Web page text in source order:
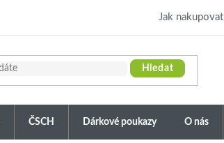
Jak nakupovat
Hledat
ČSCH Dárkové poukazy O nás